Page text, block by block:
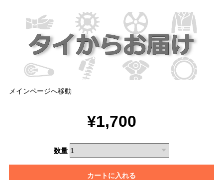
メインページへ移動
¥1,700
数量
カートに入れる